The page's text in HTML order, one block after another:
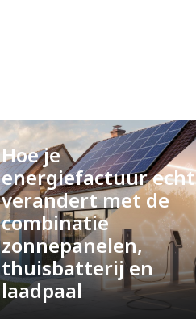
Hoe je
energiefactuur echt
verandert met de
combinatie
zonnepanelen,
thuisbatterij en
laadpaal